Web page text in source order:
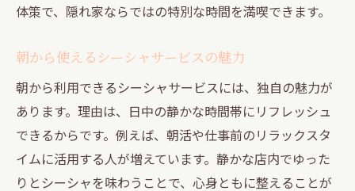
体策で、隠れ家ならではの特別な時間を満喫できます。
朝から使えるシーシャサービスの魅力
朝から利用できるシーシャサービスには、独自の魅力が
あります。理由は、日中の静かな時間帯にリフレッシュ
できるからです。例えば、朝活や仕事前のリラックスタ
イムに活用する人が増えています。静かな店内でゆった
りとシーシャを味わうことで、心身ともに整えることが